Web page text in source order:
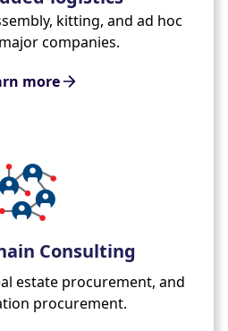
kitting, and ad hoc
companies.
more
Consulting
estate procurement, and
procurement.